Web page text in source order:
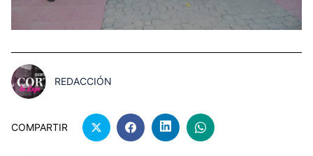
REDACCIÓN
COMPARTIR